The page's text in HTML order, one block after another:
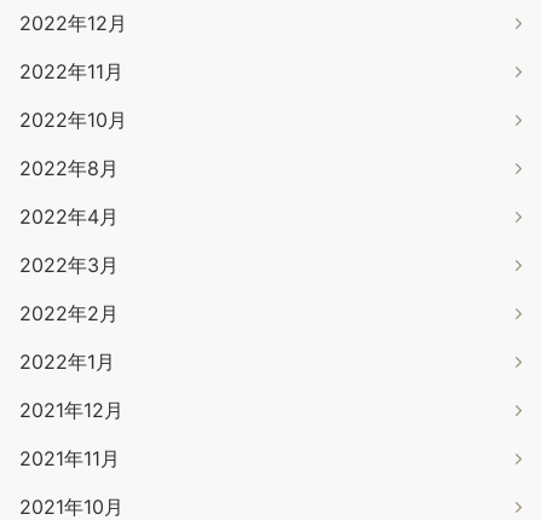
2022年12月
2022年11月
2022年10月
2022年8月
2022年4月
2022年3月
2022年2月
2022年1月
2021年12月
2021年11月
2021年10月